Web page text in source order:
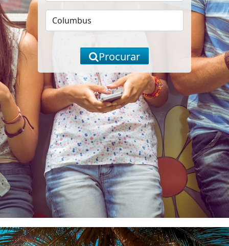
Procurar